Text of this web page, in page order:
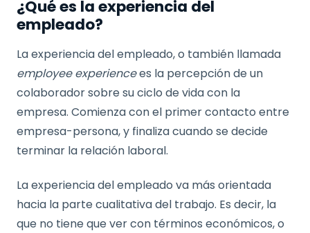
¿Qué es la experiencia del
empleado?
La experiencia del empleado, o también llamada
employee experiencees la percepción de un
colaborador sobre su ciclo de vida con la
empresa. Comienza con el primer contacto entre
empresa-persona, y finaliza cuando se decide
terminar la relación laboral.
La experiencia del empleado va más orientada
hacia la parte cualitativa del trabajo. Es decir, la
que no tiene que ver con términos económicos, o